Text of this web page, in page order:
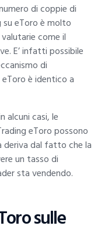
di coppie di
eToro è molto
come il
E’ infatti possibile
di
è identico a
alcuni casi, le
eToro possono
deriva dal fatto che la
un tasso di
sta vendendo.
sulle